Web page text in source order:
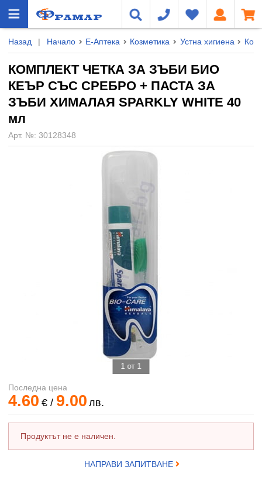
Назад | Начало Е-Аптека Козметика Устна хигиена
КОМПЛЕКТ ЧЕТКА ЗА ЗЪБИ БИО
КЕЪР СЪС СРЕБРО + ПАСТА ЗА
ЗЪБИ ХИМАЛАЯ SPARKLY WHITE 40
мл
Арт. №: 30128348
1 от 1
Последна цена
4.60 €/ 9.00 лв.
Продуктът не е наличен.
НАПРАВИ ЗАПИТВАНЕ